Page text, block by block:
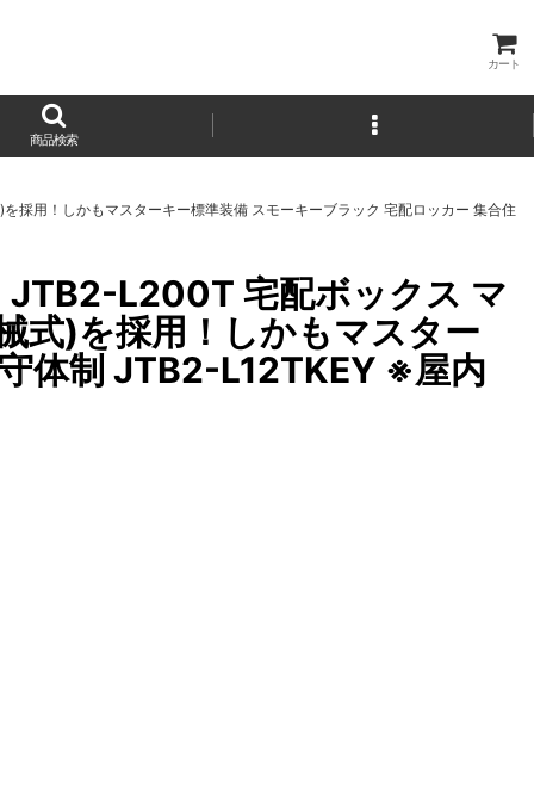
カート
商品検索
用！しかもマスターキー標準装備 スモーキーブラック 宅配ロッカー 集合住
JTB2-L200T 宅配ボックス マ
式)を採用！しかもマスター
体制 JTB2-L12TKEY ※屋内